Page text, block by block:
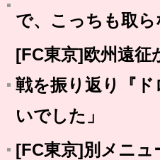
で、こっちも取ら
[FC東京]欧州遠征
戦を振り返り『
いでした」
[FC東京]別メニュ